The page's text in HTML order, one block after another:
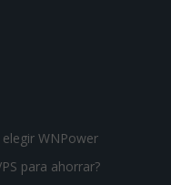
WNPower
para ahorrar?